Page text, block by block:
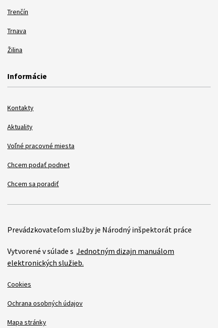
Trenčín
Trnava
Žilina
Informácie
Kontakty
Aktuality
Voľné pracovné miesta
Chcem podať podnet
Chcem sa poradiť
Prevádzkovateľom služby je Národný inšpektorát práce
Vytvorené v súlade s Jednotným dizajn manuálom
elektronických služieb.
Cookies
Ochrana osobných údajov
Mapa stránky